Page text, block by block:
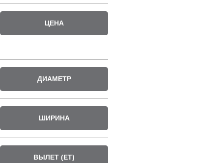
ЦЕНА
ДИАМЕТР
ШИРИНА
ВЫЛЕТ (ET)